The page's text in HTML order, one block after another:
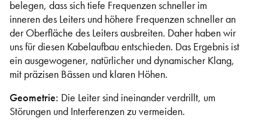
belegen, dass sich tiefe Frequenzen schneller im
inneren des Leiters und höhere Frequenzen schneller an
der Oberfläche des Leiters ausbreiten. Daher haben wir
uns für diesen Kabelaufbau entschieden. Das Ergebnis ist
ein ausgewogener, natürlicher und dynamischer Klang,
mit präzisen Bässen und klaren Höhen.
Geometrie: Die Leiter sind ineinander verdrillt, um
Störungen und Interferenzen zu vermeiden.